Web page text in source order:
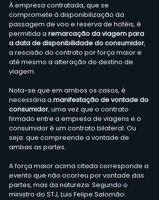
À empresa contratada, que se
compromete à disponibilização da
passagem de voo e reserva de hotéis, é
permitida a remarcação da viagem para
a data de disponibilidade do consumidor,
a rescisão do contrato por força maior e
até mesmo a alteração do destino de
viagem.
Nota-se que em ambos os casos, é
necessária a manifestação de vontade do
consumidor, uma vez que o contrato
firmado entre a empresa de viagens e o
consumidor é um contrato bilateral. Ou
seja: que compreende a vontade de
ambas as partes.
A força maior acima citada corresponde a
evento que não ocorreu por vontade das
partes, mas da natureza. Segundo o
ministro do STJ, Luis Felipe Salomão: